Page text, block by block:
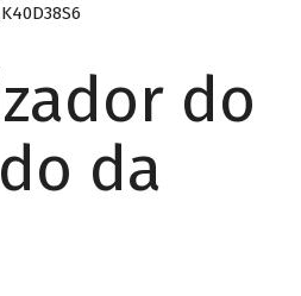
do
da